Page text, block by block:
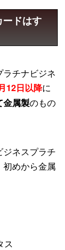
ードはす
チナビジネ
12日以降に
金属製のもの
ネスプラチ
めから金属
ス